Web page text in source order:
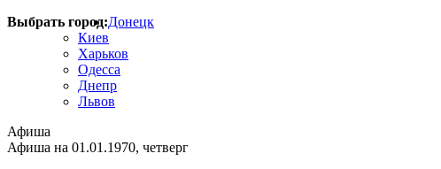
Выбрать город:Донецк
Киев
Харьков
Одесса
Днепр
Львов
Афиша
Афиша на 01.01.1970, четверг